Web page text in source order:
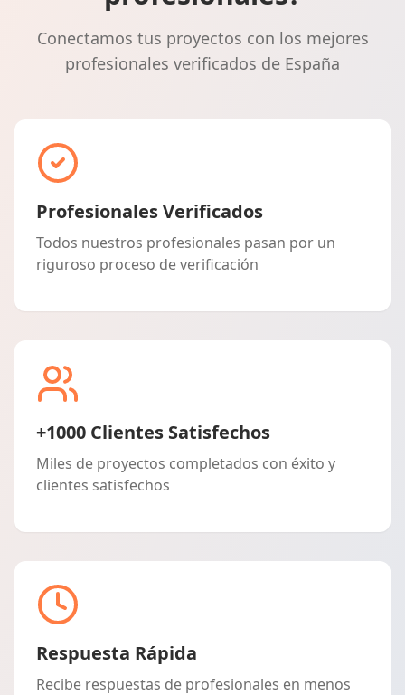
Conectamos tus proyectos con los mejores
profesionales verificados de España
Profesionales Verificados
Todos nuestros profesionales pasan por un
riguroso proceso de verificación
+1000 Clientes Satisfechos
Miles de proyectos completados con éxito y
clientes satisfechos
Respuesta Rápida
Recibe respuestas de profesionales en menos